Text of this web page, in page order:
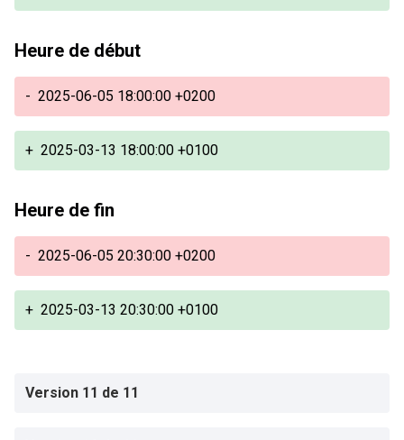
Heure de début
- 2025-06-05 18:00:00 +0200
+ 2025-03-13 18:00:00 +0100
Heure de fin
- 2025-06-05 20:30:00 +0200
+ 2025-03-13 20:30:00 +0100
Version 11 de 11